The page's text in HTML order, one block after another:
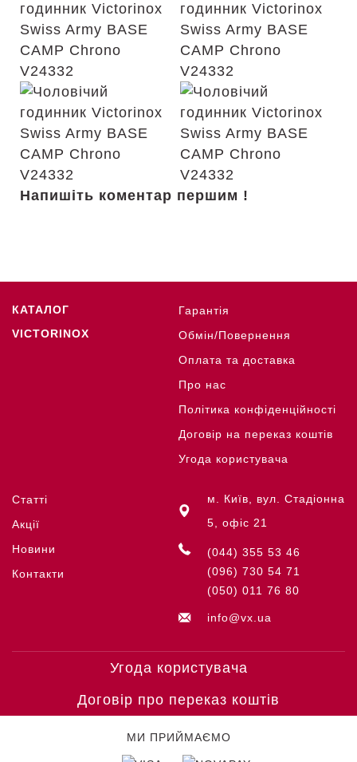
Напишіть коментар першим !
КАТАЛОГ
VICTORINOX
Гарантія
Обмін/Повернення
Оплата та доставка
Про нас
Політика конфіденційності
Договір на переказ коштів
Угода користувача
Статті
Акції
Новини
Контакти
м. Київ, вул. Стадіонна
5, офіс 21
(044) 355 53 46
(096) 730 54 71
(050) 011 76 80
info@vx.ua
Угода користувача
Договір про переказ коштів
МИ ПРИЙМАЄМО